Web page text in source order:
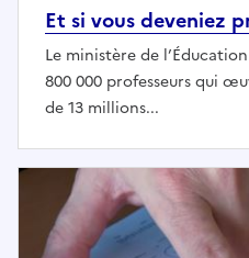
Et si vous deveniez
Le ministère de
800 000 professeurs qui
de 13 millions...